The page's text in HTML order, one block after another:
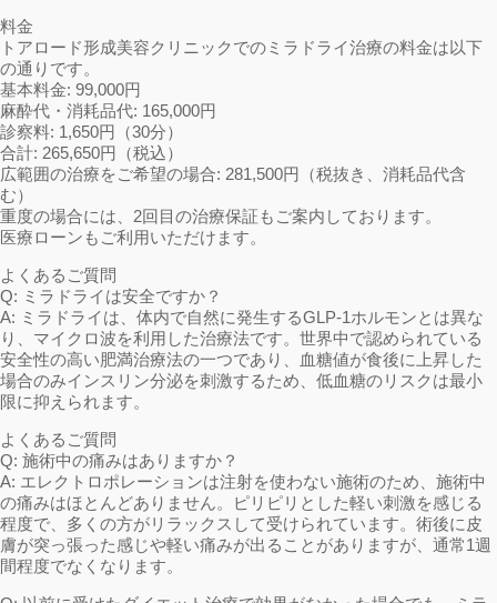
料金
トアロード形成美容クリニックでのミラドライ治療の料金は以下
の通りです。
基本料金: 99,000円
麻酔代・消耗品代: 165,000円
診察料: 1,650円（30分）
合計: 265,650円（税込）
広範囲の治療をご希望の場合: 281,500円（税抜き、消耗品代含
む）
重度の場合には、2回目の治療保証もご案内しております。
医療ローンもご利用いただけます。
よくあるご質問
Q: ミラドライは安全ですか？
A: ミラドライは、体内で自然に発生するGLP-1ホルモンとは異な
り、マイクロ波を利用した治療法です。世界中で認められている
安全性の高い肥満治療法の一つであり、血糖値が食後に上昇した
場合のみインスリン分泌を刺激するため、低血糖のリスクは最小
限に抑えられます。
よくあるご質問
Q: 施術中の痛みはありますか？
A: エレクトロポレーションは注射を使わない施術のため、施術中
の痛みはほとんどありません。ピリピリとした軽い刺激を感じる
程度で、多くの方がリラックスして受けられています。術後に皮
膚が突っ張った感じや軽い痛みが出ることがありますが、通常1週
間程度でなくなります。